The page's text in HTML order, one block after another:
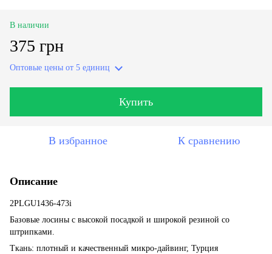
В наличии
375 грн
Оптовые цены от 5 единиц
Купить
В избранное К сравнению
Описание
2PLGU1436-473i
Базовые лосины с высокой посадкой и широкой резиной со
штрипками.
Ткань: плотный и качественный микро-дайвинг, Турция